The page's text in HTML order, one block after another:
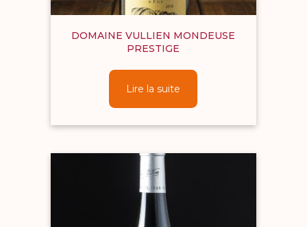
DOMAINE VULLIEN MONDEUSE
PRESTIGE
Lire la suite